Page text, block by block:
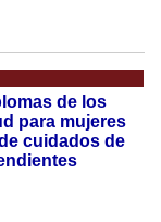
de los
para mujeres
cuidados de